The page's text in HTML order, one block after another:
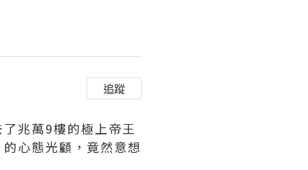
追蹤
兆萬9樓的極上帝王
心態光顧，竟然意想